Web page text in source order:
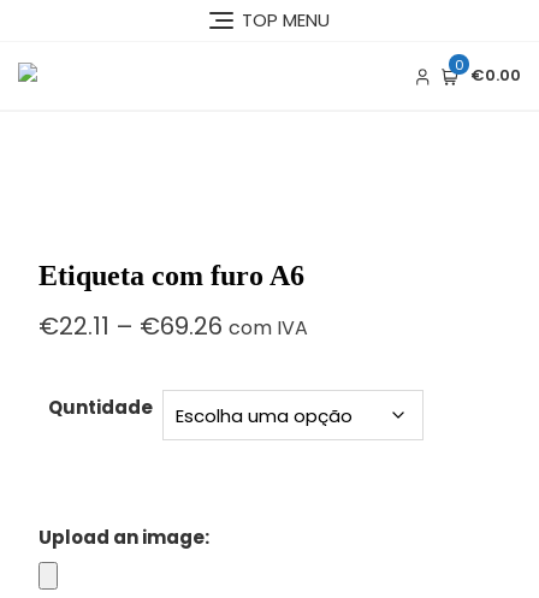
content
TOP MENU
0 €0.00
Etiqueta com furo A6
€22.11 – €69.26Price
through
€69.26
com IVA
Quntidade
Upload an image: